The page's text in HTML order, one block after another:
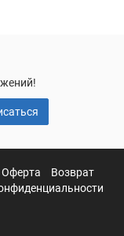
Оферта
Возврат